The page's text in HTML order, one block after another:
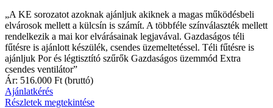
„A KE sorozatot azoknak ajánljuk akiknek a magas működésbeli
elvárosok mellett a külcsín is számít. A többféle színválaszték mellett
rendelkezik a mai kor elvárásainak legjavával. Gazdaságos téli
fűtésre is ajánlott készülék, csendes üzemeltetéssel. Téli fűtésre is
ajánljuk Por és légtisztító szűrők Gazdaságos üzemmód Extra
csendes ventilátor”
Ár: 516.000 Ft (bruttó)
Ajánlatkérés
Részletek megtekintése